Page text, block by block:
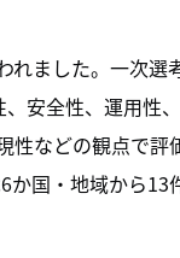
ました。一次
安全性、運用性
などの観点で
国・地域から13